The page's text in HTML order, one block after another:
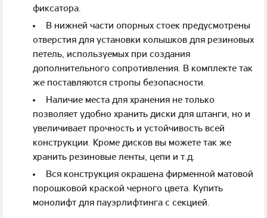
фиксатора.
В нижней части опорных стоек предусмотрены
отверстия для установки колышков для резиновых
петель, используемых при создания
дополнительного сопротивления. В комплекте так
же поставляются стропы безопасности.
Наличие места для хранения не только
позволяет удобно хранить диски для штанги, но и
увеличивает прочность и устойчивость всей
конструкции. Кроме дисков вы можете так же
хранить резиновые ленты, цепи и т.д.
Вся конструкция окрашена фирменной матовой
порошковой краской черного цвета. Купить
монолифт для пауэрлифтинга с секцией.